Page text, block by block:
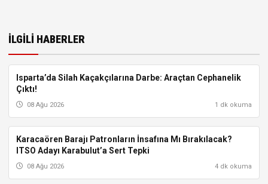
İLGILI HABERLER
ISPARTA
Isparta’da Silah Kaçakçılarına Darbe: Araçtan Cephanelik
Çıktı!
08 Ağu 2026 1 dk okuma
ISPARTA
Karacaören Barajı Patronların İnsafına Mı Bırakılacak?
ITSO Adayı Karabulut’a Sert Tepki
08 Ağu 2026 4 dk okuma